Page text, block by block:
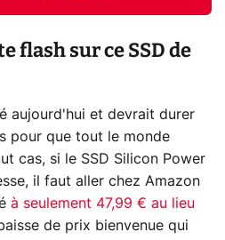
flash sur ce SSD de
aujourd'hui et devrait durer
pour que tout le monde
cas, si le SSD Silicon Power
il faut aller chez Amazon
à seulement 47,99 € au lieu
de prix bienvenue qui